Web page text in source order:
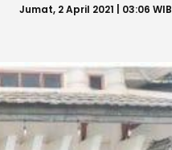
Jumat, 2 April 2021 | 03:06 WIB